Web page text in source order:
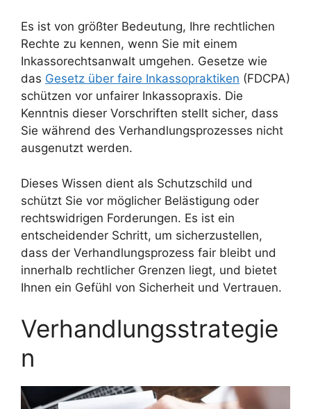
Es ist von größter Bedeutung, Ihre rechtlichen
Rechte zu kennen, wenn Sie mit einem
Inkassorechtsanwalt umgehen. Gesetze wie
das Gesetz über faire Inkassopraktiken (FDCPA)
schützen vor unfairer Inkassopraxis. Die
Kenntnis dieser Vorschriften stellt sicher, dass
Sie während des Verhandlungsprozesses nicht
ausgenutzt werden.
Dieses Wissen dient als Schutzschild und
schützt Sie vor möglicher Belästigung oder
rechtswidrigen Forderungen. Es ist ein
entscheidender Schritt, um sicherzustellen,
dass der Verhandlungsprozess fair bleibt und
innerhalb rechtlicher Grenzen liegt, und bietet
Ihnen ein Gefühl von Sicherheit und Vertrauen.
Verhandlungsstrategie
n